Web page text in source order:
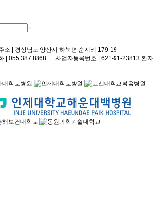
| 경상남도 양산시 하북면 순지리 179-19
| 055.387.8868 사업자등록번호 | 621-91-23813 환자